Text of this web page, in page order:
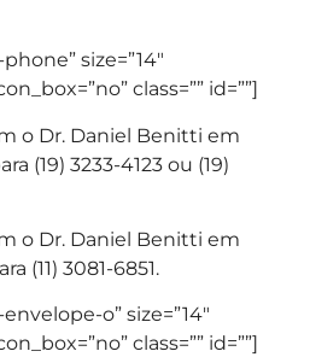
size=”14″
class=”” id=””]
o Dr. Daniel Benitti em
(19) 3233-4123 ou (19)
o Dr. Daniel Benitti em
(11) 3081-6851.
o” size=”14″
class=”” id=””]